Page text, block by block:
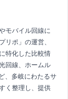
モバイル回線に
ポ」の運営、
特化した比較情
回線、ホームル
、多岐にわたるサ
く整理し、提供